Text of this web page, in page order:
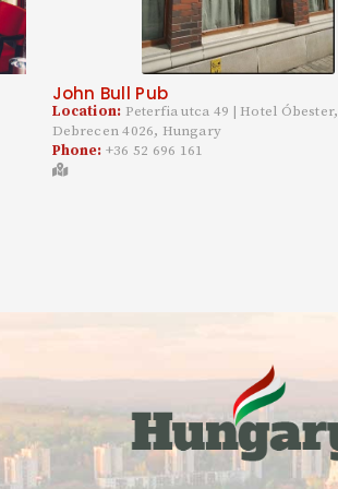
John Bull Pub
Location: Peterfia utca 49 | Hotel Óbester,
Debrecen 4026, Hungary
Phone:+36 52 696 161